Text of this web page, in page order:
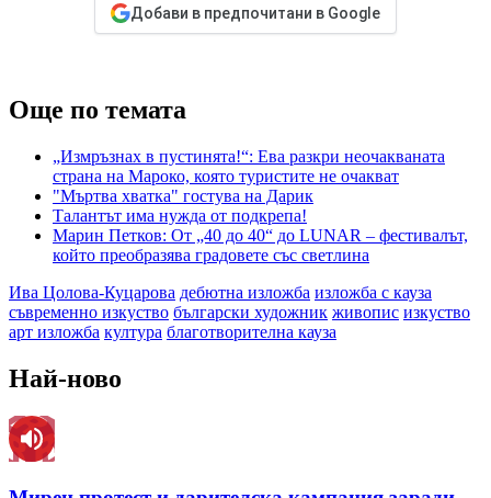
Добави в предпочитани в Google
Още по темата
„Измръзнах в пустинята!“: Ева разкри неочакваната
страна на Мароко, която туристите не очакват
"Мъртва хватка" гостува на Дарик
Талантът има нужда от подкрепа!
Марин Петков: От „40 до 40“ до LUNAR – фестивалът,
който преобразява градовете със светлина
Ива Цолова-Куцарова дебютна изложба изложба с кауза
съвременно изкуство български художник живопис изкуство
арт изложба култура благотворителна кауза
Най-ново